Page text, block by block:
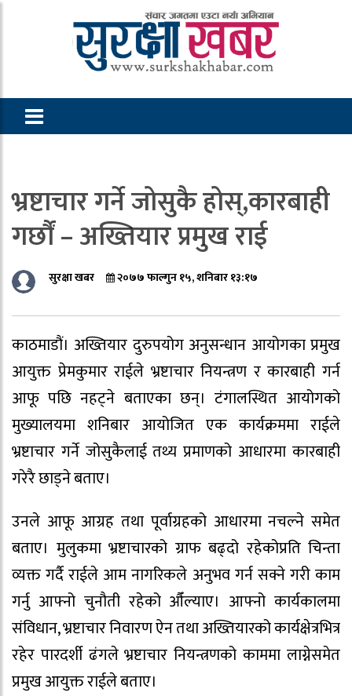
भ्रष्टाचार गर्ने जोसुकै होस्,कारबाही
गर्छौं – अख्तियार प्रमुख राई
सुरक्षा खबर २०७७ फाल्गुन १५, शनिबार १३:१७
काठमाडौं। अख्तियार दुरुपयोग अनुसन्धान आयोगका प्रमुख
आयुक्त प्रेमकुमार राईले भ्रष्टाचार नियन्त्रण र कारबाही गर्न
आफू पछि नहट्ने बताएका छन्। टंगालस्थित आयोगको
मुख्यालयमा शनिबार आयोजित एक कार्यक्रममा राईले
भ्रष्टाचार गर्ने जोसुकैलाई तथ्य प्रमाणको आधारमा कारबाही
गरेरै छाड्ने बताए।
उनले आफू आग्रह तथा पूर्वाग्रहको आधारमा नचल्ने समेत
बताए। मुलुकमा भ्रष्टाचारको ग्राफ बढ्दो रहेकोप्रति चिन्ता
व्यक्त गर्दै राईले आम नागरिकले अनुभव गर्न सक्ने गरी काम
गर्नु आफ्नो चुनौती रहेको औँल्याए। आफ्नो कार्यकालमा
संविधान, भ्रष्टाचार निवारण ऐन तथा अख्तियारको कार्यक्षेत्रभित्र
रहेर पारदर्शी ढंगले भ्रष्टाचार नियन्त्रणको काममा लाग्नेसमेत
प्रमुख आयुक्त राईले बताए।